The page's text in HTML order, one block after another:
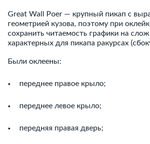
Great Wall Poer — крупный пикап с
геометрией кузова, поэтому при
сохранить читаемость графики на
характерных для пикапа ракурсах
Были оклеены:
переднее правое крыло;
переднее левое крыло;
передняя правая дверь;